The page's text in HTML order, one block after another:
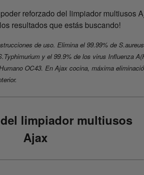
reforzado del limpiador multiusos
resultados que estás buscando!
de uso. Elimina el 99.99% de
y el 99.9% de los virus Influenza
OC43. En Ajax cocina, máxima
limpiador multiusos
Ajax